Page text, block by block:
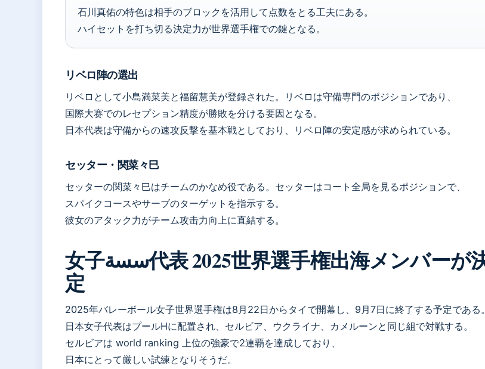
石川真佑の特色は相手のブロックを活用して点数をとる工夫にある。
ハイセットを打ち切る決定力が世界選手権での鍵となる。
リベロ陣の選出
リベロとして小島満菜美と福留慧美が登録された。リベロは守備専門のポジションであり、
国際大赛でのレセプション精度が勝敗を分ける要因となる。
日本代表は守備からの速攻反撃を基本戦としており、リベロ陣の安定感が求められている。
セッター・関菜々巳
セッターの関菜々巳はチームのかなめ役である。セッターはコート全局を見るポジションで、
スパイクコースやサーブのターゲットを指示する。
彼女のアタック力がチーム攻击力向上に直結する。
女子سسة代表 2025世界選手権出海メンバーが決
定
2025年バレーボール女子世界選手権は8月22日からタイで開幕し、9月7日に終了する予定である。
日本女子代表はプールHに配置され、セルビア、ウクライナ、カメルーンと同じ組で対戦する。
セルビアは world ranking 上位の強豪で2連覇を達成しており、
日本にとって厳しい試練となりそうだ。